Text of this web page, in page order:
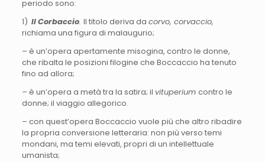
periodo sono:
1) Il Corbaccio. Il titolo deriva da corvo, corvaccio,
richiama una figura di malaugurio;
– è un’opera apertamente misogina, contro le donne,
che ribalta le posizioni filogine che Boccaccio ha tenuto
fino ad allora;
– è un’opera a metà tra la satira; il vituperium contro le
donne; il viaggio allegorico.
– con quest’opera Boccaccio vuole più che altro ribadire
la propria conversione letteraria: non più verso temi
mondani, ma temi elevati, propri di un intellettuale
umanista;